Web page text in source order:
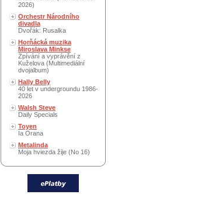
2026)
Orchestr Národního
divadla
Dvořák: Rusalka
Horňácká muzika
Miroslava Minkse
Zpívání a vyprávění z
Kuželova (Multimediální
dvojalbum)
Hally Belly
40 let v undergroundu 1986-
2026
Walsh Steve
Daily Specials
Toyen
Ia Orana
Metalinda
Moja hviezda žije (No 16)